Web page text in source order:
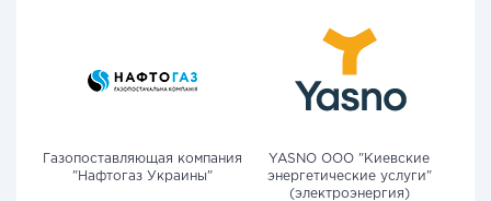
Газопоставляющая компания
"Нафтогаз Украины"
YASNO OOO "Киевские
энергетические услуги"
(электроэнергия)